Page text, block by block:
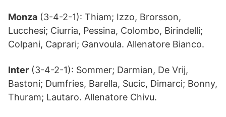
Monza (3-4-2-1): Thiam; Izzo, Brorsson,
Lucchesi; Ciurria, Pessina, Colombo, Birindelli;
Colpani, Caprari; Ganvoula. Allenatore Bianco.
Inter (3-4-2-1): Sommer; Darmian, De Vrij,
Bastoni; Dumfries, Barella, Sucic, Dimarci; Bonny,
Thuram; Lautaro. Allenatore Chivu.